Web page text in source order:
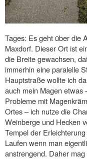
Tages: Es geht über die
Maxdorf. Dieser Ort ist
die Breite gewachsen,
immerhin eine paralelle
Hauptstraße wollte ich
auch mein Magen etwas
Probleme mit
Ortes – ich nutze die
Weinberge und Hecken
Tempel der
Laufen wenn man
anstrengend. Daher